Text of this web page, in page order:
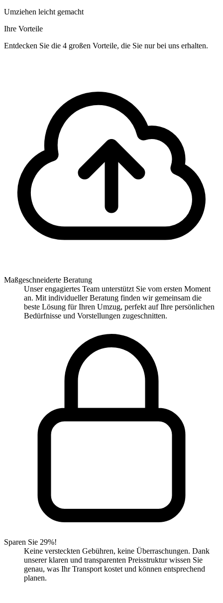
Umziehen leicht gemacht
Ihre Vorteile
Entdecken Sie die 4 großen Vorteile, die Sie nur bei uns erhalten.
Maßgeschneiderte Beratung
Unser engagiertes Team unterstützt Sie vom ersten Moment
an. Mit individueller Beratung finden wir gemeinsam die
beste Lösung für Ihren Umzug, perfekt auf Ihre persönlichen
Bedürfnisse und Vorstellungen zugeschnitten.
Sparen Sie 29%!
Keine versteckten Gebühren, keine Überraschungen. Dank
unserer klaren und transparenten Preisstruktur wissen Sie
genau, was Ihr Transport kostet und können entsprechend
planen.